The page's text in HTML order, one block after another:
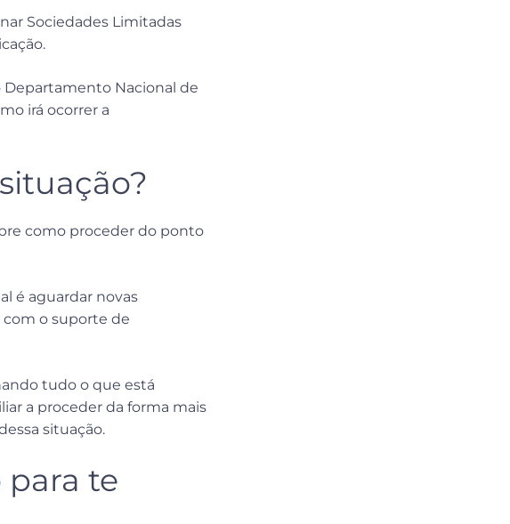
Sociedades Limitadas
Departamento Nacional de
irá ocorrer a
como proceder do ponto
é aguardar novas
com o suporte de
tudo o que está
a proceder da forma mais
situação.
te